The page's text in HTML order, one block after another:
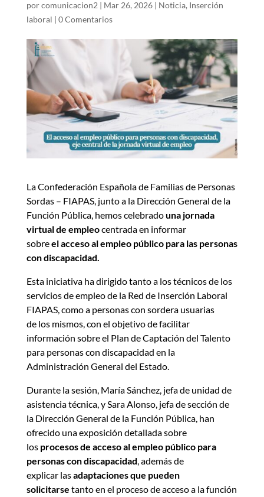
porcomunicacion2| Mar 26, 2026| Noticia, Inserción
laboral | 0 Comentarios
La Confederación Española de Familias de Personas
Sordas – FIAPAS, junto a la Dirección General de la
Función Pública, hemos celebradouna jornada
virtual de empleocentrada en informar
sobreel acceso al empleo público para las personas
con discapacidad.
Esta iniciativa ha dirigido tanto a los técnicos de los
servicios de empleo de la Red de Inserción Laboral
FIAPAS, como a personas con sordera usuarias
de los mismos, con el objetivo de facilitar
información sobre el Plan de Captación del Talento
para personas con discapacidad en la
Administración General del Estado.
Durante la sesión, María Sánchez, jefa de unidad de
asistencia técnica, y Sara Alonso, jefa de sección de
la Dirección General de la Función Pública, han
ofrecido una exposición detallada sobre
los procesos de acceso al empleo público para
personas con discapacidad, además de
explicar lasadaptaciones que pueden
solicitarse tanto en el proceso de acceso a la función